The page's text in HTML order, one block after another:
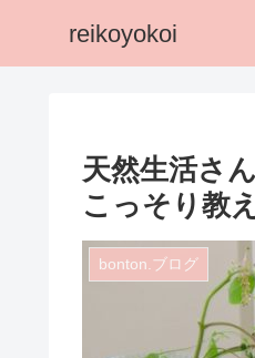
reikoyokoi
天然生活さ
こっそり教
bonton.ブログ